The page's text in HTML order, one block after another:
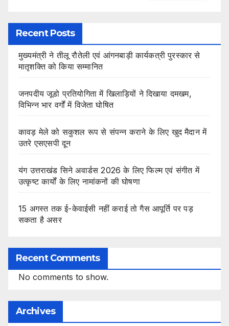
Recent Posts
मुख्यमंत्री ने तीलू रौतेली एवं आंगनबाड़ी कार्यकत्री पुरस्कार से
मातृशक्ति को किया सम्मानित
जनपदीय जूडो प्रतियोगिता में खिलाड़ियों ने दिखाया दमखम,
विभिन्न भार वर्गों में विजेता घोषित
कावड़ मेले को सकुशल रूप से संपन्न कराने के लिए खुद मैदान में
उतरे एसएसपी दून
यंग उत्तराखंड सिने अवार्डस 2026 के लिए फिल्म एवं संगीत में
उत्कृष्ट कार्यों के लिए नामांकनों की घोषणा
15 अगस्त तक ई-केवाईसी नहीं कराई तो गैस आपूर्ति पर पड़
सकता है असर
Recent Comments
No comments to show.
Archives